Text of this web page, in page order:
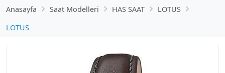
Anasayfa Saat Modelleri HAS SAAT
LOTUS
LOTUS